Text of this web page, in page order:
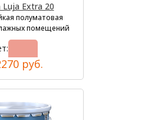
Luja Extra 20
полуматовая
помещений
руб.